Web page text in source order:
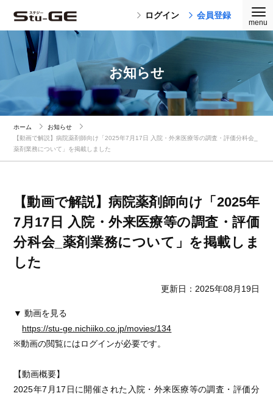
ログイン 会員登録
お知らせ
ホーム
お知らせ
【動画で解説】病院薬剤師向け「2025年7月17日 入院・外来医療等の調査・評価分科会_
薬剤業務について」を掲載しました
【動画で解説】病院薬剤師向け「2025年
7月17日 入院・外来医療等の調査・評価
分科会_薬剤業務について」を掲載しま
した
更新日：2025年08月19日
▼ 動画を見る
https://stu-ge.nichiiko.co.jp/movies/134
※動画の閲覧にはログインが必要です。
【動画概要】
2025年7月17日に開催された入院・外来医療等の調査・評価分